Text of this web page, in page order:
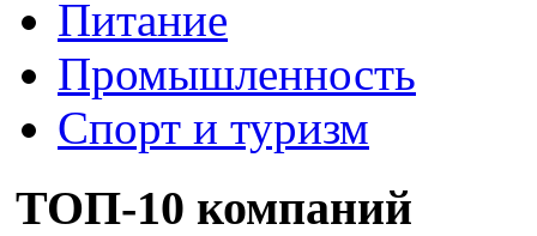
Питание
Промышленность
Спорт и туризм
ТОП-10 компаний